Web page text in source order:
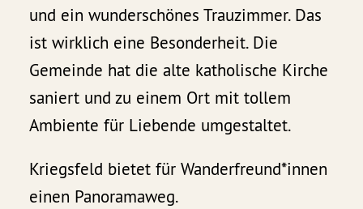
und ein wunderschönes Trauzimmer. Das
ist wirklich eine Besonderheit. Die
Gemeinde hat die alte katholische Kirche
saniert und zu einem Ort mit tollem
Ambiente für Liebende umgestaltet.
Kriegsfeld bietet für Wanderfreund*innen
einen Panoramaweg.